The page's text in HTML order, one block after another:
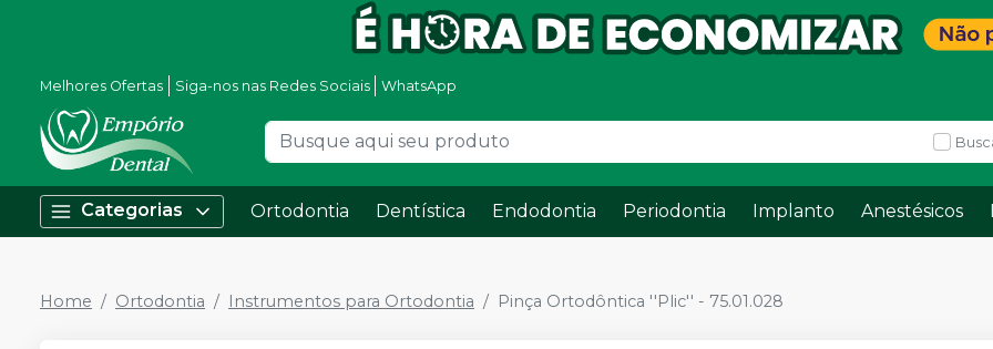
Melhores Ofertas Siga-nos nas Redes Sociais WhatsApp
Categorias Ortodontia Dentística Endodontia Periodontia Implanto Anestésicos
Home Ortodontia Instrumentos para Ortodontia Pinça Ortodôntica ''Plic'' - 75.01.028